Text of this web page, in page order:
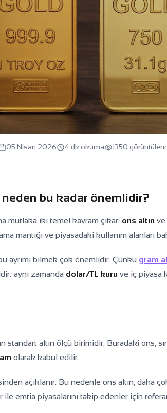
05 Nisan 2026 4 dk okuma 1350
neden bu kadar önemlidir?
mutlaka iki temel kavram çıkar: ons altın ve
mantığı ve piyasadaki kullanım alanları
ayrımı bilmek çok önemlidir. Çünkü gram
aynı zamanda dolar/TL kuru ve iç piyasa
standart altın ölçü birimidir. Buradaki ons,
olarak kabul edilir.
açıklanır. Bu nedenle ons altın, daha
ile emtia piyasalarını takip edenler için